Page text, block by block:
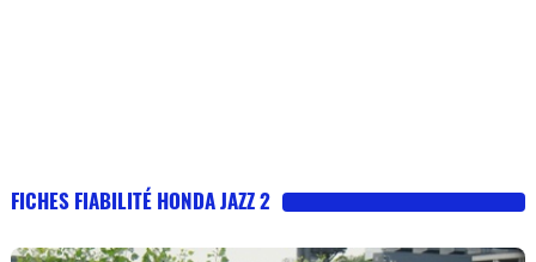
FICHES FIABILITÉ HONDA JAZZ 2